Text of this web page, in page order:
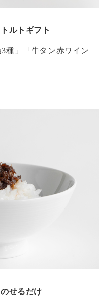
ルトギフト
種」「牛タン赤ワイン
せるだけ